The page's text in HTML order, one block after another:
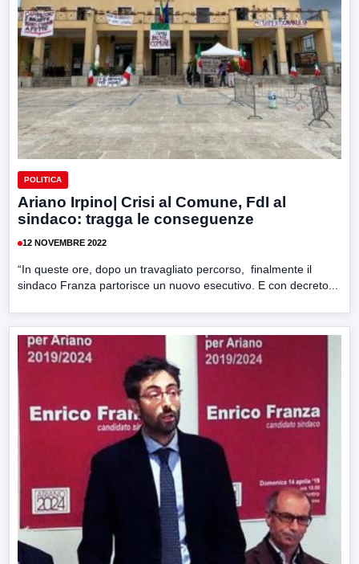
POLITICA
Ariano Irpino| Crisi al Comune, FdI al
sindaco: tragga le conseguenze
12 NOVEMBRE 2022
“In queste ore, dopo un travagliato percorso, finalmente il
sindaco Franza partorisce un nuovo esecutivo. E con decreto...